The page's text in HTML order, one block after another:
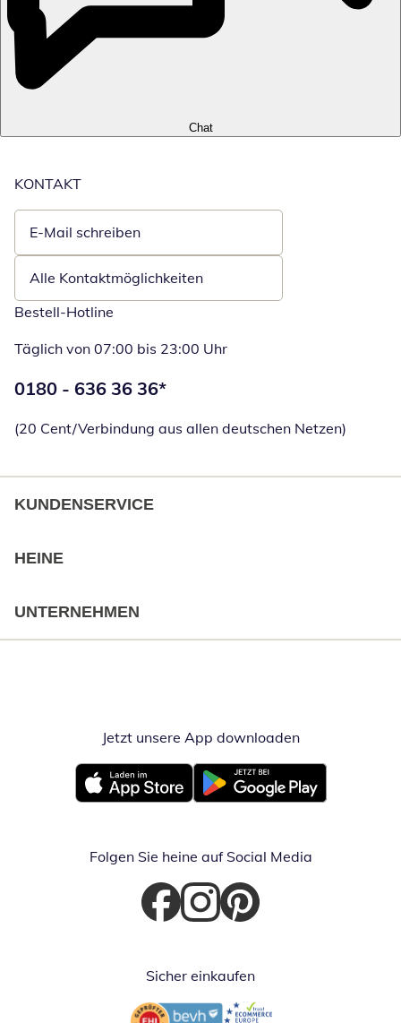
Chat
KONTAKT
E-Mail schreiben
Öffnet E-Mail-Client
Alle Kontaktmöglichkeiten
Bestell-Hotline
Täglich von 07:00 bis 23:00 Uhr
Telefonnummer:
0180 - 636 36 36*
(20 Cent/Verbindung aus allen deutschen Netzen)
KUNDENSERVICE
HEINE
UNTERNEHMEN
Jetzt unsere App downloadenÖffnet in
Öffnet in neuem FensterÖffnet in neuem Fenster
Folgen Sie heine auf Social Media
Öffnet in neuem Fenster
Öffnet in neuem Fenster
Öffnet in neuem Fenster
Sicher einkaufen